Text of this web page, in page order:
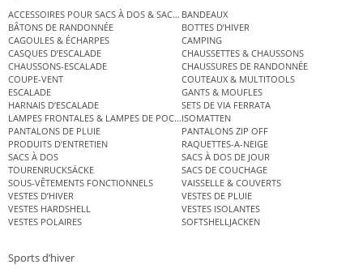
ACCESSOIRES POUR SACS À DOS & SACS ÉTANCHES
BANDEAUX
BÂTONS DE RANDONNÉE
BOTTES D’HIVER
CAGOULES & ÉCHARPES
CAMPING
CASQUES D’ESCALADE
CHAUSSETTES & CHAUSSONS
CHAUSSONS-ESCALADE
CHAUSSURES DE RANDONNÉE
COUPE-VENT
COUTEAUX & MULTITOOLS
ESCALADE
GANTS & MOUFLES
HARNAIS D’ESCALADE
SETS DE VIA FERRATA
LAMPES FRONTALES & LAMPES DE POCHEISOMATTEN
PANTALONS DE PLUIE
PANTALONS ZIP OFF
PRODUITS D’ENTRETIEN
RAQUETTES-A-NEIGE
SACS À DOS
SACS À DOS DE JOUR
TOURENRUCKSÄCKE
SACS DE COUCHAGE
SOUS-VÊTEMENTS FONCTIONNELS
VAISSELLE & COUVERTS
VESTES D’HIVER
VESTES DE PLUIE
VESTES HARDSHELL
VESTES ISOLANTES
VESTES POLAIRES
SOFTSHELLJACKEN
Sports d’hiver